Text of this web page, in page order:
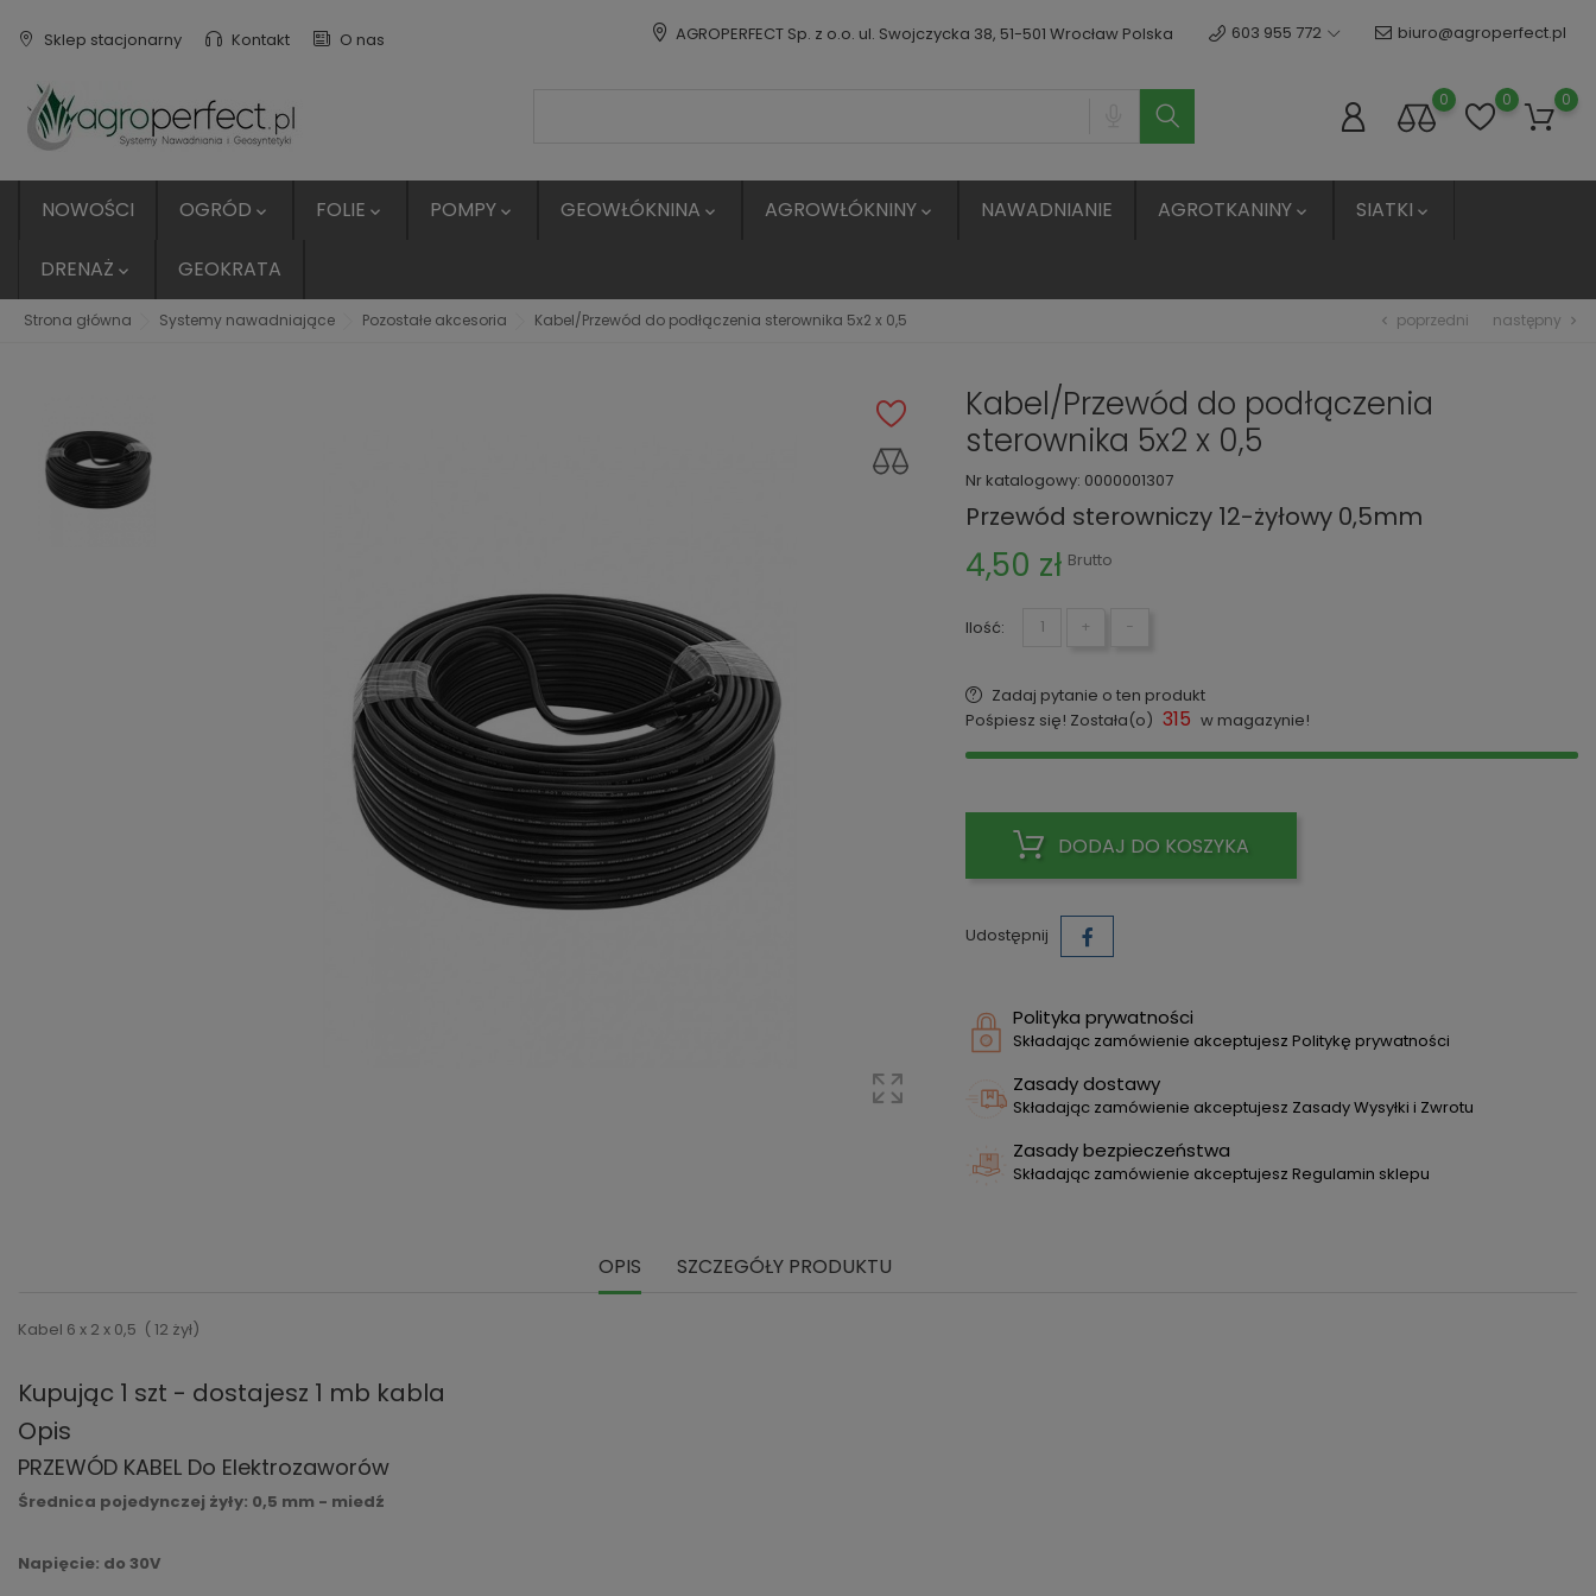
Sklep stacjonarny Kontakt O nas AGROPERFECT Sp. z o.o. ul. Swojczycka 38, 51-501 Wrocław Polska 603 955 772 biuro@agroperfect.pl
0 0 0
NOWOŚCI OGRÓD  FOLIE  POMPY  GEOWŁÓKNINA  AGROWŁÓKNINY  NAWADNIANIE AGROTKANINY  SIATKI 
DRENAŻ  GEOKRATA
Strona główna Systemy nawadniające Pozostałe akcesoria Kabel/Przewód do podłączenia sterownika 5x2 x 0,5 chevron_left poprzedni następny chevron_right
Kabel/Przewód do podłączenia
sterownika 5x2 x 0,5
Nr katalogowy: 0000001307
Przewód sterowniczy 12-żyłowy 0,5mm
4,50 zł Brutto
Ilość: + −
Zadaj pytanie o ten produkt
Pośpiesz się! Została(o) 315 w magazynie!
DODAJ DO KOSZYKA
Udostępnij
Polityka prywatności
Składając zamówienie akceptujesz Politykę prywatności
Zasady dostawy
Składając zamówienie akceptujesz Zasady Wysyłki i Zwrotu
Zasady bezpieczeństwa
Składając zamówienie akceptujesz Regulamin sklepu
OPIS SZCZEGÓŁY PRODUKTU
Kabel 6 x 2 x 0,5 ( 12 żył)
Kupując 1 szt - dostajesz 1 mb kabla
Opis
PRZEWÓD KABEL Do Elektrozaworów
Średnica pojedynczej żyły: 0,5 mm - miedź
Napięcie: do 30V